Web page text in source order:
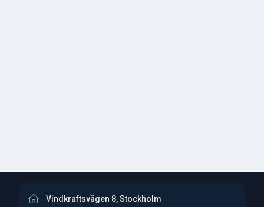
Vindkraftsvägen 8, Stockholm